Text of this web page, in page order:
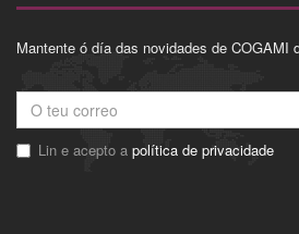
Mantente ó día das novidades de COGAMI
Lin e acepto a política de privacidade